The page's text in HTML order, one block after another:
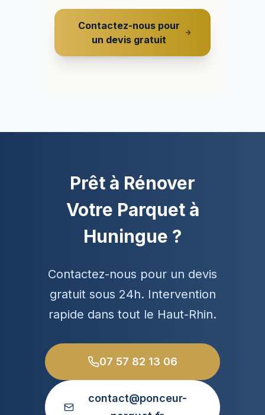
Contactez-nous pour
un devis gratuit
Prêt à Rénover
Votre Parquet à
Huningue ?
Contactez-nous pour un devis
gratuit sous 24h. Intervention
rapide dans tout le Haut-Rhin.
07 57 82 13 06
contact@ponceur-